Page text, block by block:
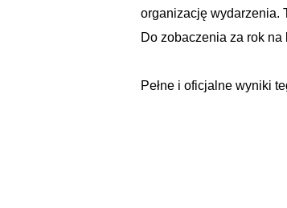
organizację wydarzenia.
Do zobaczenia za rok
Pełne i oficjalne wyniki